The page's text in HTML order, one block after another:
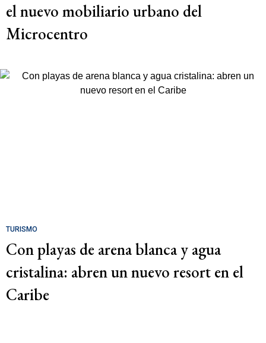
el nuevo mobiliario urbano del
Microcentro
TURISMO
Con playas de arena blanca y agua
cristalina: abren un nuevo resort en el
Caribe